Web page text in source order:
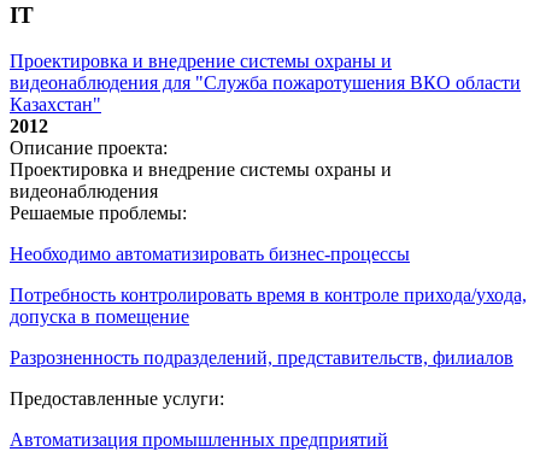
IT
Проектировка и внедрение системы охраны и
видеонаблюдения для "Служба пожаротушения ВКО области
Казахстан"
2012
Описание проекта:
Проектировка и внедрение системы охраны и
видеонаблюдения
Решаемые проблемы:
Необходимо автоматизировать бизнес-процессы
Потребность контролировать время в контроле прихода/ухода,
допуска в помещение
Разрозненность подразделений, представительств, филиалов
Предоставленные услуги:
Автоматизация промышленных предприятий